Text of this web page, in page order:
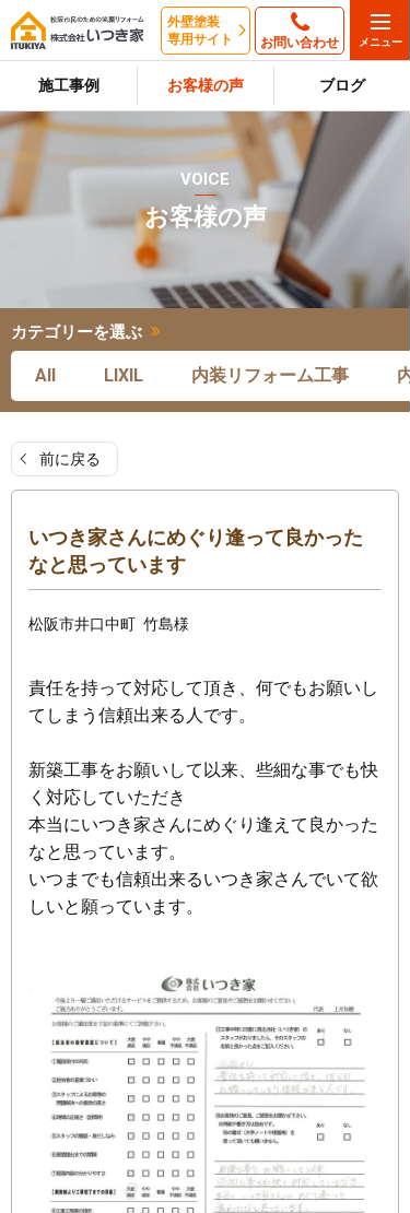
外壁塗装
専用サイト
お問い合わせ
施工事例 お客様の声 ブログ
VOICE
お客様の声
カテゴリーを選ぶ
All LIXIL 内装リフォーム工事
前に戻る
いつき家さんにめぐり逢って良かった
なと思っています
松阪市井口中町 竹島様
責任を持って対応して頂き、何でもお願いし
てしまう信頼出来る人です。
新築工事をお願いして以来、些細な事でも快
く対応していただき
本当にいつき家さんにめぐり逢えて良かった
なと思っています。
いつまでも信頼出来るいつき家さんでいて欲
しいと願っています。